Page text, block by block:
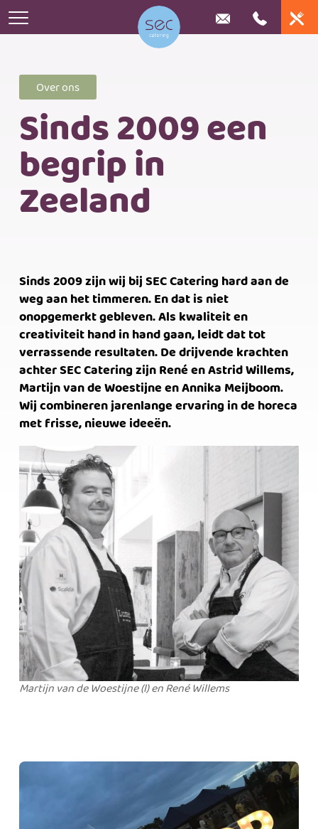
Home
Catering
Huwelijk
Iets te vieren
Online bestellen
Stel je lunchplateau samen
Stel eenvoudig je buffet samen
Bedrijfscatering
Bedrijfsrestaurants
Frietkar huren
Contact
Kom bij ons werken!
Over ons
Sinds 2009 een
begrip in
Zeeland
Sinds 2009 zijn wij bij SEC Catering hard aan de
weg aan het timmeren. En dat is niet
onopgemerkt gebleven. Als kwaliteit en
creativiteit hand in hand gaan, leidt dat tot
verrassende resultaten. De drijvende krachten
achter SEC Catering zijn René en Astrid Willems,
Martijn van de Woestijne en Annika Meijboom.
Wij combineren jarenlange ervaring in de horeca
met frisse, nieuwe ideeën.
Martijn van de Woestijne (l) en René Willems